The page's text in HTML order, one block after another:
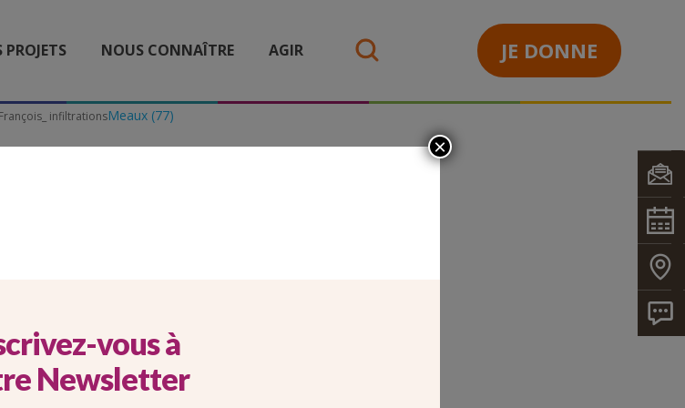
PROJETS NOUS CONNAÎTRE AGIR JE DONNE
Meaux (77)
François_ infiltrations
ST FRANÇOIS_
vous à
Newsletter
×